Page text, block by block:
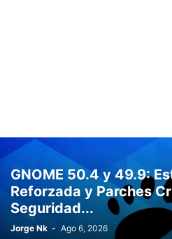
GNOME 50.4 y 49.9:
Reforzada y Parches
Seguridad...
Jorge Nk - Ago 6, 2026